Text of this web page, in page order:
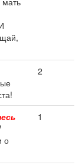
2
о
1